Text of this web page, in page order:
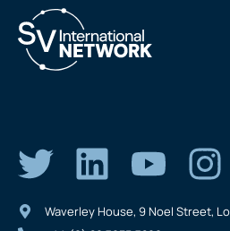
Waverley House, 9 Noel Street,